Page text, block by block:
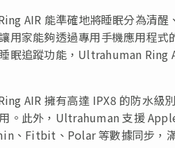
AIR 能準確地將睡眠分為清
用家能夠透過專用手機應用程
眠追蹤功能，Ultrahuman Ring
AIR 擁有高達 IPX8 的防水級
。此外，Ultrahuman 支援
、Fitbit、Polar 等數據同步，